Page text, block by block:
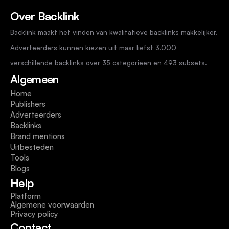
Over Backlink
Backlink maakt het vinden van kwalitatieve backlinks makkelijker.
Adverteerders kunnen kiezen uit maar liefst 3.000
verschillende backlinks over 35 categorieën en 493 subsets.
Algemeen
Home
Publishers
Adverteerders
Backlinks
Brand mentions
Uitbesteden
Tools
Blogs
Help
Platform
Algemene voorwaarden
Privacy policy